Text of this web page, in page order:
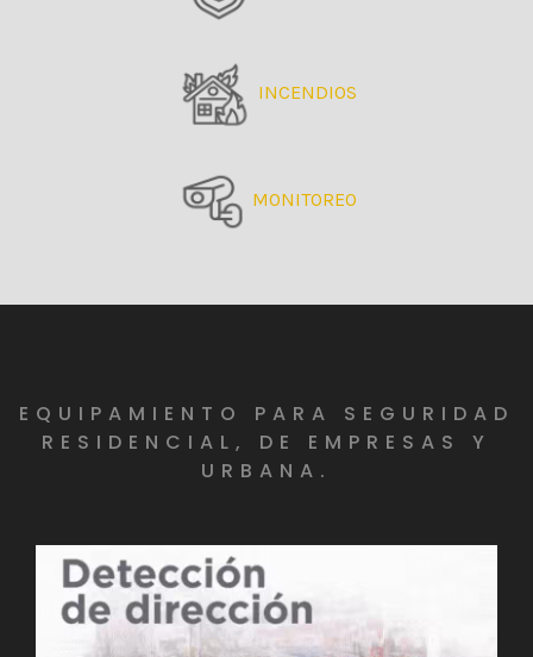
INCENDIOS
MONITOREO
EQUIPAMIENTO PARA SEGURIDAD
RESIDENCIAL, DE EMPRESAS Y
URBANA.